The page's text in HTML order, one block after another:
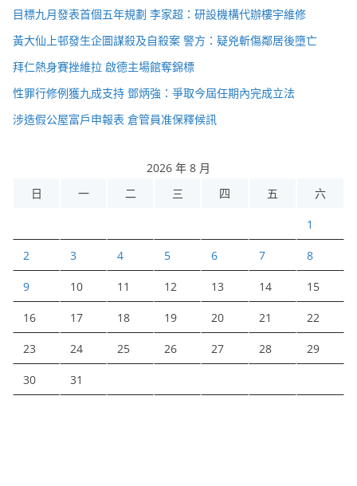
目標九月發表首個五年規劃 李家超：研設機構代辦樓宇維修
黃大仙上邨發生企圖謀殺及自殺案 警方：疑兇斬傷鄰居後墮亡
拜仁熱身賽挫維拉 啟德主場館奪錦標
性罪行修例獲九成支持 鄧炳強：爭取今屆任期內完成立法
涉造假公屋富戶申報表 倉管員准保釋候訊
2026 年 8 月
日
一 二 三 四 五 六
1
2 3 4 5 6 7 8
9 10 11 12 13 14 15
16 17 18 19 20 21 22
23 24 25 26 27 28 29
30 31